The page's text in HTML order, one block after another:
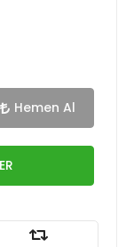
Hemen Al